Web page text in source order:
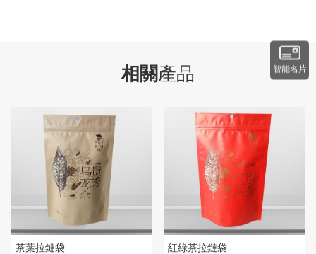
相關產品
茶葉拉鏈袋 紅綠茶拉鏈袋
智能名片